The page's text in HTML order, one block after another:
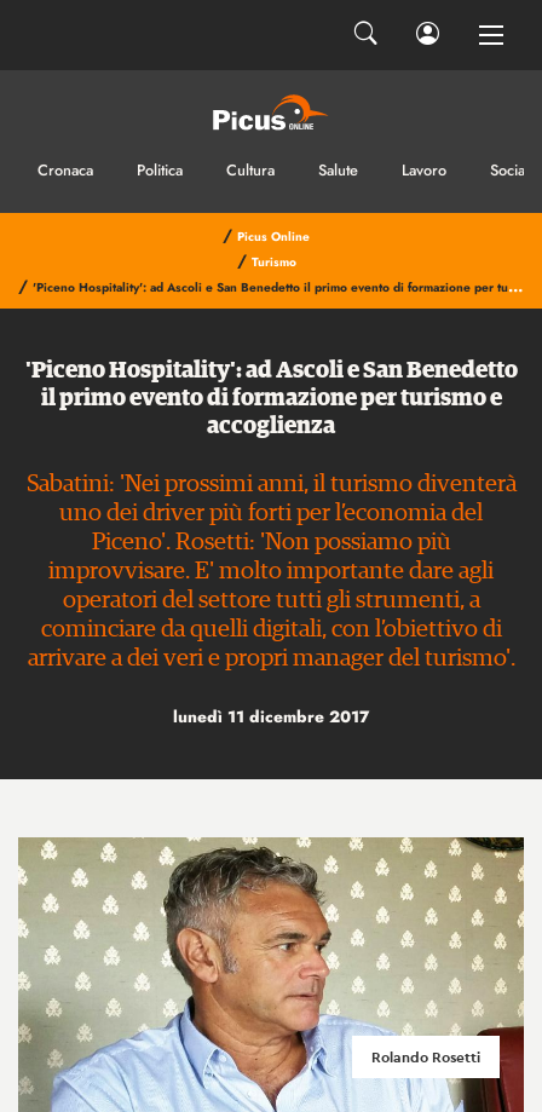
Cronaca Politica Cultura Salute Lavoro Sociale
/ Picus Online
/ Turismo
/ 'Piceno Hospitality': ad Ascoli e San Benedetto il primo evento di formazione per turismo e accoglienza
'Piceno Hospitality': ad Ascoli e San Benedetto
il primo evento di formazione per turismo e
accoglienza
Sabatini: 'Nei prossimi anni, il turismo diventerà
uno dei driver più forti per l’economia del
Piceno'. Rosetti: 'Non possiamo più
improvvisare. E' molto importante dare agli
operatori del settore tutti gli strumenti, a
cominciare da quelli digitali, con l’obiettivo di
arrivare a dei veri e propri manager del turismo'.
lunedì 11 dicembre 2017
Rolando Rosetti